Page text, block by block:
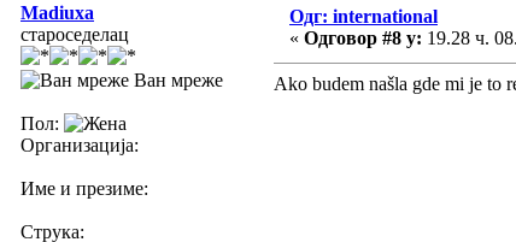
Madiuxa
староседелац
Ван мреже
Пол:
Организација:
Име и презиме:
Струка:
Одг: international
« Одговор #8 у: 19.28 ч.
Ako budem našla gde mi je to